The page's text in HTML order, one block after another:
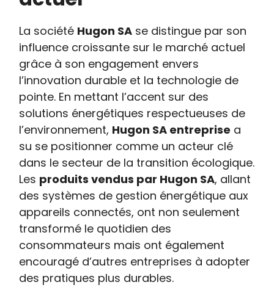
La société Hugon SA se distingue par son
influence croissante sur le marché actuel
grâce à son engagement envers
l’innovation durable et la technologie de
pointe. En mettant l’accent sur des
solutions énergétiques respectueuses de
l’environnement, Hugon SA entreprise a
su se positionner comme un acteur clé
dans le secteur de la transition écologique.
Les produits vendus par Hugon SA, allant
des systèmes de gestion énergétique aux
appareils connectés, ont non seulement
transformé le quotidien des
consommateurs mais ont également
encouragé d’autres entreprises à adopter
des pratiques plus durables.